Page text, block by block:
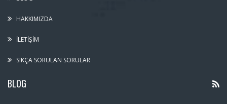
HAKKIMIZDA
İLETIŞIM
SIKÇA SORULAN SORULAR
BLOG